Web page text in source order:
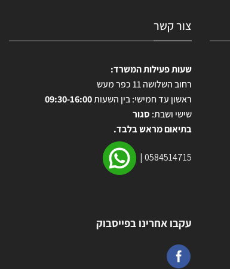
צור קשר
שעות פעילות המשרד:
רחוב השלושה 11 כפר מעש
ראשון עד חמישי: בין השעות09:30-16:00
שישי ושבת: סגור
בתיאום מראש בלבד.
0584514715
|
עקבו אחרינו בפייסבוק